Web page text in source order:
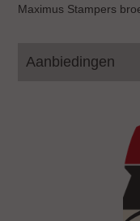
Maximus Stampers
Aanbiedingen